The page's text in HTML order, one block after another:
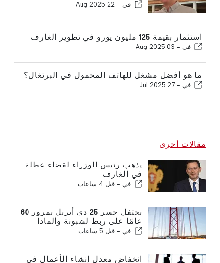
في - 22 Aug 2025
استثمار بقيمة 125 مليون يورو في تطوير الغارف
في - 03 Aug 2025
ما هو أفضل مشغل للهاتف المحمول في البرتغال؟
في - 27 Jul 2025
مقالات أخرى
يذهب رئيس الوزراء لقضاء عطلة
في الغارف
في - قبل 4 ساعات
يحتفل جسر 25 دي أبريل بمرور 60
عامًا على ربط لشبونة وألمادا
في - قبل 5 ساعات
انخفاض معدل إنشاء الأعمال في